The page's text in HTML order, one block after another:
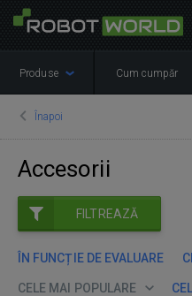
Produse Cum cumpăr
Înapoi
Accesorii
FILTREAZĂ
ÎN FUNCȚIE DE EVALUARE
CELE MAI POPULARE